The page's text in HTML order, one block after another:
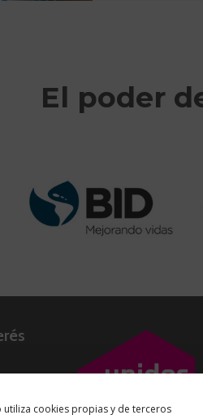
cookies propias y de terceros
El poder